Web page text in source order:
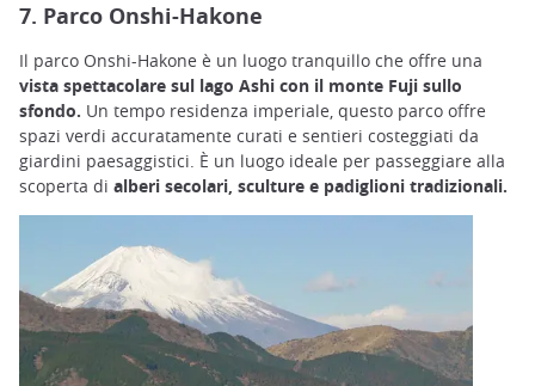
7. Parco Onshi-Hakone
Il parco Onshi-Hakone è un luogo tranquillo che offre una
vista spettacolare sul lago Ashi con il monte Fuji sullo
sfondo. Un tempo residenza imperiale, questo parco offre
spazi verdi accuratamente curati e sentieri costeggiati da
giardini paesaggistici. È un luogo ideale per passeggiare alla
scoperta di alberi secolari, sculture e padiglioni tradizionali.